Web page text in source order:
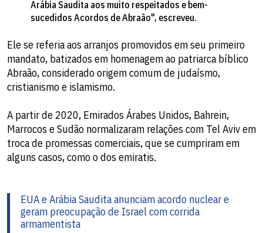
Arábia Saudita aos muito respeitados e bem-
sucedidos Acordos de Abraão", escreveu.
Ele se referia aos arranjos promovidos em seu primeiro
mandato, batizados em homenagem ao patriarca bíblico
Abraão, considerado origem comum de judaísmo,
cristianismo e islamismo.
A partir de 2020, Emirados Árabes Unidos, Bahrein,
Marrocos e Sudão normalizaram relações com Tel Aviv em
troca de promessas comerciais, que se cumpriram em
alguns casos, como o dos emiratis.
EUA e Arábia Saudita anunciam acordo nuclear e
geram preocupação de Israel com corrida
armamentista